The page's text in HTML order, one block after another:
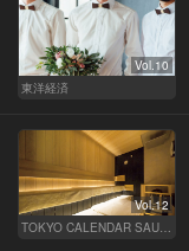
Vol.10
東洋経済
Vol.12
TOKYO CALENDAR SAUNA CLUB ― トウカレ サウナクラブ ―